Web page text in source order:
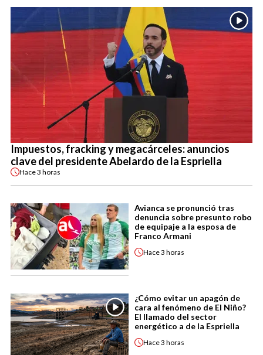
Impuestos, fracking y megacárceles: anuncios
clave del presidente Abelardo de la Espriella
Hace3 horas
Avianca se pronunció tras
denuncia sobre presunto robo
de equipaje a la esposa de
Franco Armani
Hace3 horas
¿Cómo evitar un apagón de
cara al fenómeno de El Niño?
El llamado del sector
energético a de la Espriella
Hace3 horas